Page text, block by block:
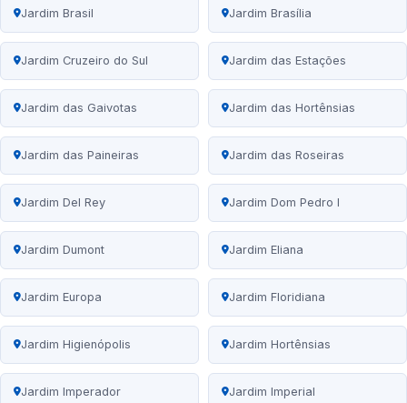
Jardim Brasil Jardim Brasília
Jardim Cruzeiro do Sul Jardim das Estações
Jardim das Gaivotas Jardim das Hortênsias
Jardim das Paineiras Jardim das Roseiras
Jardim Del Rey Jardim Dom Pedro I
Jardim Dumont Jardim Eliana
Jardim Europa Jardim Floridiana
Jardim Higienópolis Jardim Hortênsias
Jardim Imperador Jardim Imperial